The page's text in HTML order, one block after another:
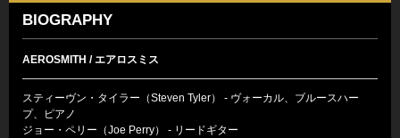
BIOGRAPHY
AEROSMITH / エアロスミス
スティーヴン・タイラー（Steven Tyler） - ヴォーカル、ブルースハー
プ、ピアノ
ジョー・ペリー（Joe Perry） - リードギター